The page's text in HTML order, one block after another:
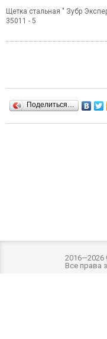
Щетка стальная " Зубр
35011 - 5
Поделиться…
Все права